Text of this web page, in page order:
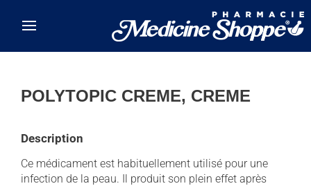
POLYTOPIC CREME, CREME
Description
Ce médicament est habituellement utilisé pour une
infection de la peau. Il produit son plein effet après